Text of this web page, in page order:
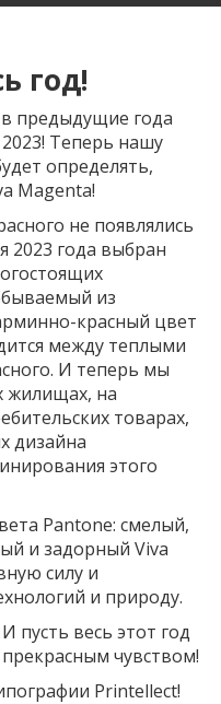
год!
предыдущие года
Теперь нашу
определять,
Magenta!
не появлялись
2023 года выбран
из
красный цвет
между теплыми
И теперь мы
жилищах, на
товарах,
дизайна
этого
Pantone: смелый,
и задорный Viva
силу и
и природу.
весь этот год
чувством!
Printellect!